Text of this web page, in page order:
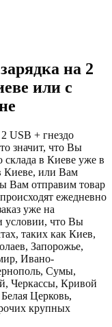
на 2
или с
USB + гнездо
значит, что Вы
склада в Киеве уже в
Киеве, или Вам
Вам отправим товар
ежедневно
уже на
условии, что Вы
таких как Киев,
Запорожье,
Ивано-
Сумы,
Черкассы, Кривой
Церковь,
крупных